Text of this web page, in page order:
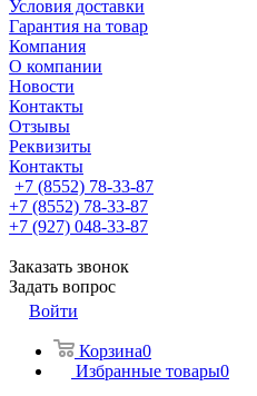
Условия доставки
Гарантия на товар
Компания
О компании
Новости
Контакты
Отзывы
Реквизиты
Контакты
+7 (8552) 78-33-87
+7 (8552) 78-33-87
+7 (927) 048-33-87
Заказать звонок
Задать вопрос
Войти
Корзина0
Избранные товары0